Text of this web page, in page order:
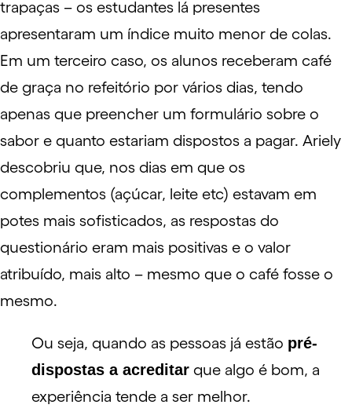
trapaças – os estudantes lá presentes
apresentaram um índice muito menor de colas.
Em um terceiro caso, os alunos receberam café
de graça no refeitório por vários dias, tendo
apenas que preencher um formulário sobre o
sabor e quanto estariam dispostos a pagar. Ariely
descobriu que, nos dias em que os
complementos (açúcar, leite etc) estavam em
potes mais sofisticados, as respostas do
questionário eram mais positivas e o valor
atribuído, mais alto – mesmo que o café fosse o
mesmo.
Ou seja, quando as pessoas já estão pré-
dispostas a acreditar que algo é bom, a
experiência tende a ser melhor.